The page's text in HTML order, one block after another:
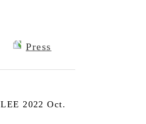
Press
LEE 2022 Oct.